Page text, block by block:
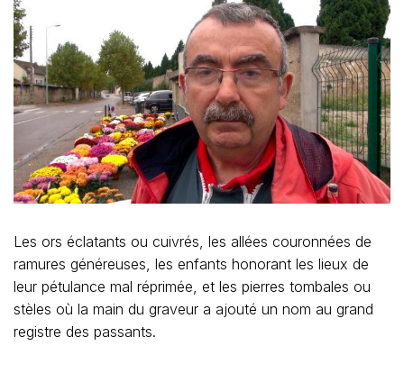
Les ors éclatants ou cuivrés, les allées couronnées de
ramures généreuses, les enfants honorant les lieux de
leur pétulance mal réprimée, et les pierres tombales ou
stèles où la main du graveur a ajouté un nom au grand
registre des passants.